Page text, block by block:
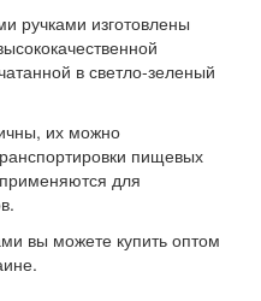
ручками изготовлены
в светло-зеленый
их можно
пищевых
для
вы можете купить оптом